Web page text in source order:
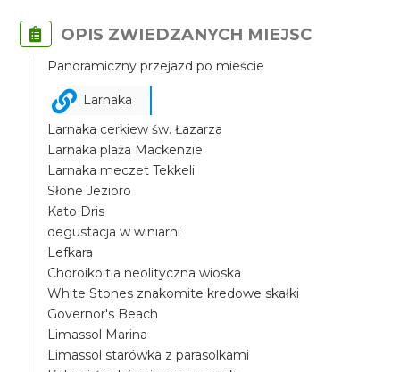
OPIS ZWIEDZANYCH MIEJSC
Panoramiczny przejazd po mieście
Larnaka
Larnaka cerkiew św. Łazarza
Larnaka plaża Mackenzie
Larnaka meczet Tekkeli
Słone Jezioro
Kato Dris
degustacja w winiarni
Lefkara
Choroikoitia neolityczna wioska
White Stones znakomite kredowe skałki
Governor's Beach
Limassol Marina
Limassol starówka z parasolkami